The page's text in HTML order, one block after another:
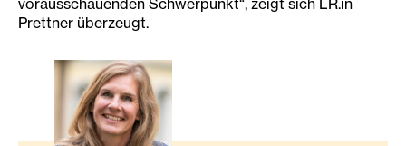
vorausschauenden Schwerpunkt“, zeigt sich LR.in
Prettner überzeugt.